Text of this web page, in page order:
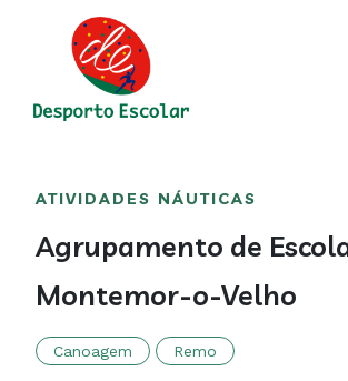
content
section
ATIVIDADES NÁUTICAS
Agrupamento de
Montemor-o-Velho
Canoagem Remo